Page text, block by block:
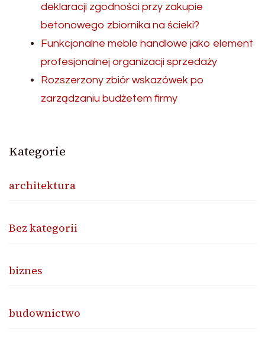
deklaracji zgodności przy zakupie
betonowego zbiornika na ścieki?
Funkcjonalne meble handlowe jako element
profesjonalnej organizacji sprzedaży
Rozszerzony zbiór wskazówek po
zarządzaniu budżetem firmy
Kategorie
architektura
Bez kategorii
biznes
budownictwo